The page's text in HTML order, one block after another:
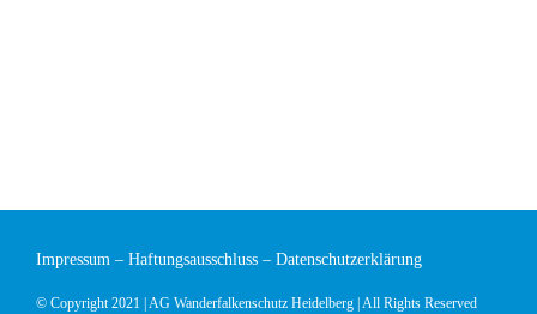
Impressum – Haftungsausschluss – Datenschutzerklärung
© Copyright 2021 | AG Wanderfalkenschutz Heidelberg | All Rights Reserved